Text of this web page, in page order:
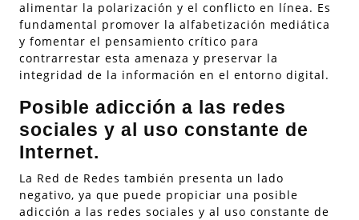
alimentar la polarización y el conflicto en línea. Es
fundamental promover la alfabetización mediática
y fomentar el pensamiento crítico para
contrarrestar esta amenaza y preservar la
integridad de la información en el entorno digital.
Posible adicción a las redes
sociales y al uso constante de
Internet.
La Red de Redes también presenta un lado
negativo, ya que puede propiciar una posible
adicción a las redes sociales y al uso constante de